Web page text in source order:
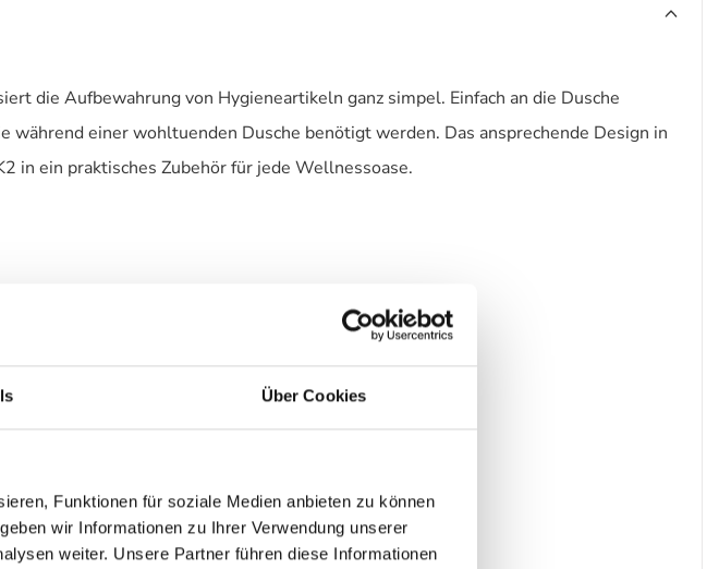
Über Cookies
Funktionen für soziale Medien anbieten zu können
wir Informationen zu Ihrer Verwendung unserer
weiter. Unsere Partner führen diese Informationen
die Aufbewahrung von Hygieneartikeln ganz simpel. Einfach an die Dusche
einer wohltuenden Dusche benötigt werden. Das ansprechende Design in
in ein praktisches Zubehör für jede Wellnessoase.